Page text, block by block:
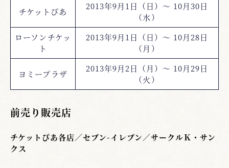
チケットぴあ
2013年9月1日（日）～ 10月30日
（水）
ローソンチケッ
ト
2013年9月1日（日）～ 10月28日
（月）
ヨミープラザ
2013年9月2日（月）～ 10月29日
（火）
前売り販売店
チケットぴあ各店／セブン-イレブン／サークルＫ・サン
クス